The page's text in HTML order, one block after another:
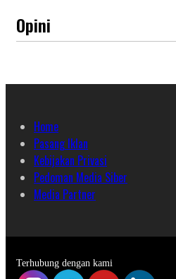
Opini
Home
Pasang Iklan
Kebijakan Privasi
Pedoman Media Siber
Media Partner
Terhubung dengan kami